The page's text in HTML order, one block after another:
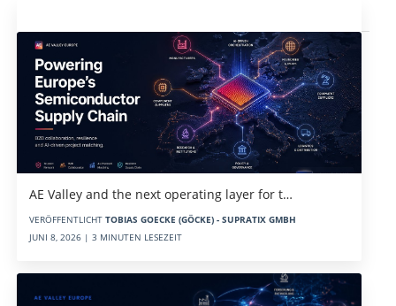
AE Valley and the next operating layer for t…
VERÖFFENTLICHT TOBIAS GOECKE (GÖCKE) - SUPRATIX GMBH
JUNI 8, 2026 | 3 MINUTEN LESEZEIT